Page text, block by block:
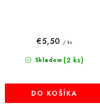
Skladom (2 ks)
€5,50 / ks
DO KOŠÍKA